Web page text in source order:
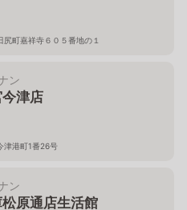
尻町嘉祥寺６０５番地の１
ン
津店
津港町1番26号
ン
原通店生活館